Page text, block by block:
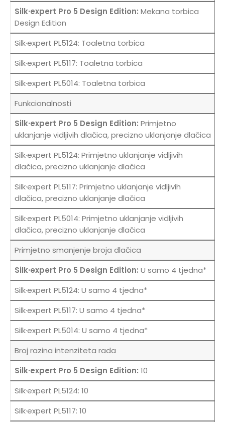
Mekana torbica
Design Edition
Toaletna torbica
Toaletna torbica
Toaletna torbica
Funkcionalnosti
Primjetno
uklanjanje vidljivih dlačica, precizno uklanjanje dlačica
Primjetno uklanjanje vidljivih
dlačica, precizno uklanjanje dlačica
Primjetno uklanjanje vidljivih
dlačica, precizno uklanjanje dlačica
Primjetno uklanjanje vidljivih
dlačica, precizno uklanjanje dlačica
Primjetno smanjenje broja dlačica
U samo 4 tjedna*
U samo 4 tjedna*
U samo 4 tjedna*
U samo 4 tjedna*
Broj razina intenziteta rada
10
10
10